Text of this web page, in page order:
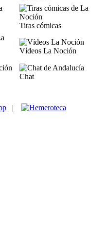
Tiras cómicas
Vídeos La Noción
Chat
|